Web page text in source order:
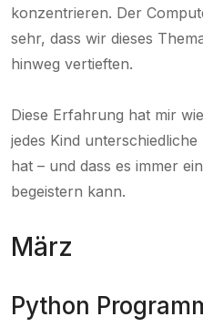
konzentrieren. Der
sehr, dass wir dieses
hinweg vertieften.
Diese Erfahrung hat mir
jedes Kind
hat – und dass es immer
begeistern kann.
März
Python